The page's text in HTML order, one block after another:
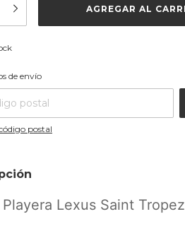
el CP:
de envío
postal
Playera Lexus Saint Tropez